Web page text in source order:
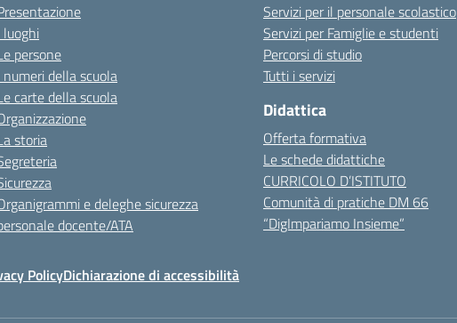
luoghi
persone
numeri della scuola
carte della scuola
storia
e deleghe sicurezza
docente/ATA
Servizi per il personale scolastico
Servizi per Famiglie e studenti
Percorsi di studio
Tutti i servizi
Didattica
Offerta formativa
Le schede didattiche
CURRICOLO D’ISTITUTO
Comunità di pratiche DM 66
“DigImpariamo Insieme”
PolicyDichiarazione di accessibilità